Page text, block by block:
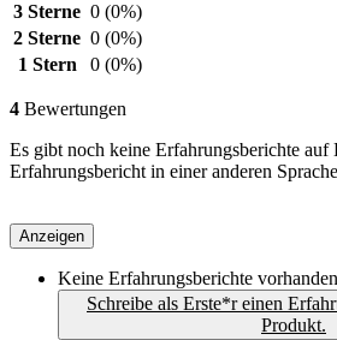
3 Sterne 0 (0%)
2 Sterne 0 (0%)
1 Stern
0 (0%)
4 Bewertungen
Es gibt noch keine Erfahrungsberichte auf
Erfahrungsbericht in einer anderen
Anzeigen
Keine Erfahrungsberichte
Schreibe als Erste*r einen
Produkt.